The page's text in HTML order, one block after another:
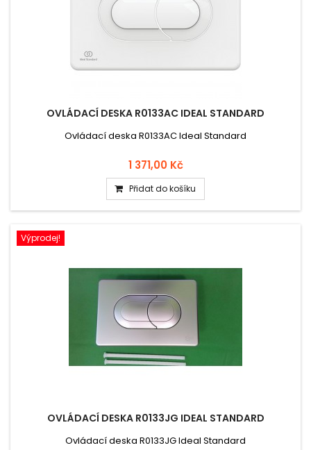
OVLÁDACÍ DESKA R0133AC IDEAL STANDARD
Ovládací deska R0133AC Ideal Standard
1 371,00 Kč
Přidat do košíku
Výprodej!
OVLÁDACÍ DESKA R0133JG IDEAL STANDARD
Ovládací deska R0133JG Ideal Standard